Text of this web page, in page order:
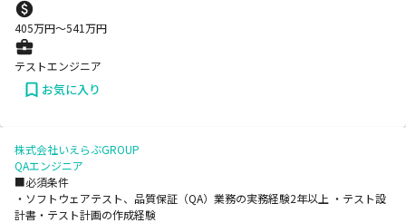
405万円〜541万円
テストエンジニア
お気に入り
株式会社いえらぶGROUP
QAエンジニア
■必須条件
・ソフトウェアテスト、品質保証（QA）業務の実務経験2年以上 ・テスト設
計書・テスト計画の作成経験